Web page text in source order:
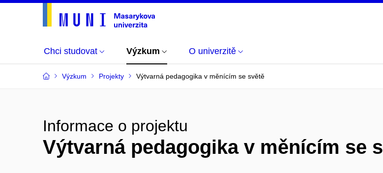
Chci studovat Výzkum O univerzitě
Výzkum Projekty Výtvarná pedagogika v měnícím se světě
Informace o projektu
Výtvarná pedagogika v měnícím se